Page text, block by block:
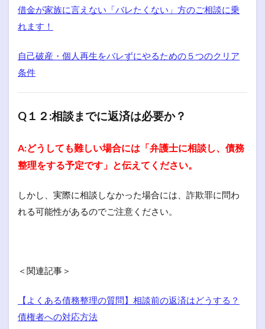
借金が家族に言えない「バレたくない」方のご相談に乗
れます！
自己破産・個人再生をバレずにやるための５つのクリア
条件
Q１２:相談までに返済は必要か？
A:どうしても難しい場合には「弁護士に相談し、債務
整理をする予定です」と伝えてください。
しかし、実際に相談しなかった場合には、詐欺罪に問わ
れる可能性があるのでご注意ください。
＜関連記事＞
【よくある債務整理の質問】相談前の返済はどうする？
債権者への対応方法